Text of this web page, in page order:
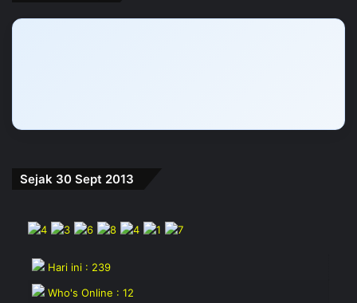
Sejak 30 Sept 2013
Hari ini : 239
Who's Online : 12